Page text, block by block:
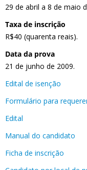
29 de abril a 8 de maio
Taxa de inscrição
R$40 (quarenta reais).
Data da prova
21 de junho de 2009.
Edital de isenção
Formulário para
Edital
Manual do candidato
Ficha de inscrição